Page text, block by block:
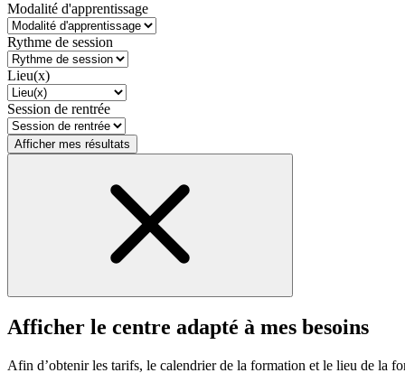
Modalité d'apprentissage
Rythme de session
Lieu(x)
Session de rentrée
Afficher mes résultats
Afficher le centre adapté à mes besoins
Afin d’obtenir les tarifs, le calendrier de la formation et le lieu de la